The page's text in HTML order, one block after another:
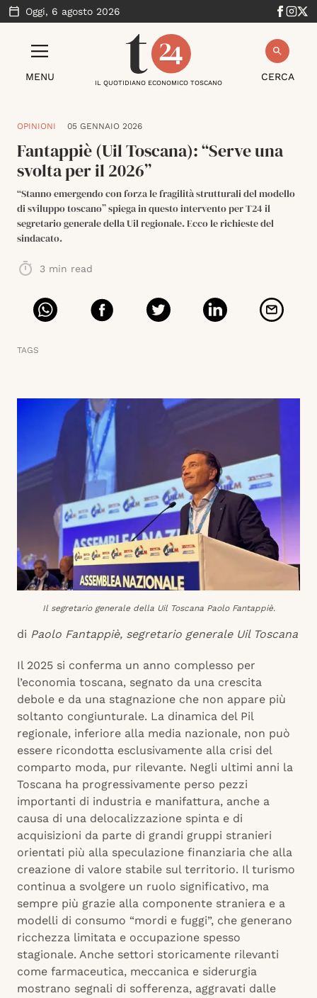
Oggi, 6 agosto 2026
MENU CERCA
IL QUOTIDIANO ECONOMICO TOSCANO
OPINIONI 05 GENNAIO 2026
Fantappiè (Uil Toscana): “Serve una
svolta per il 2026”
“Stanno emergendo con forza le fragilità strutturali del modello
di sviluppo toscano” spiega in questo intervento per T24 il
segretario generale della Uil regionale. Ecco le richieste del
sindacato.
3 min read
TAGS
Il segretario generale della Uil Toscana Paolo Fantappiè.
di Paolo Fantappiè, segretario generale Uil Toscana
Il 2025 si conferma un anno complesso per
l’economia toscana, segnato da una crescita
debole e da una stagnazione che non appare più
soltanto congiunturale. La dinamica del Pil
regionale, inferiore alla media nazionale, non può
essere ricondotta esclusivamente alla crisi del
comparto moda, pur rilevante. Negli ultimi anni la
Toscana ha progressivamente perso pezzi
importanti di industria e manifattura, anche a
causa di una delocalizzazione spinta e di
acquisizioni da parte di grandi gruppi stranieri
orientati più alla speculazione finanziaria che alla
creazione di valore stabile sul territorio. Il turismo
continua a svolgere un ruolo significativo, ma
sempre più grazie alla componente straniera e a
modelli di consumo “mordi e fuggi”, che generano
ricchezza limitata e occupazione spesso
stagionale. Anche settori storicamente rilevanti
come farmaceutica, meccanica e siderurgia
mostrano segnali di sofferenza, aggravati dalle